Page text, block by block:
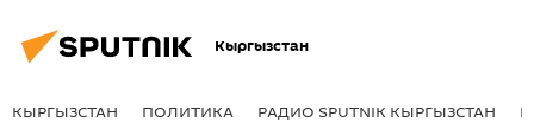
Кыргызстан
КЫРГЫЗСТАН ПОЛИТИКА РАДИО SPUTNIK КЫРГЫЗСТАН